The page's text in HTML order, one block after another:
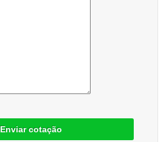
Enviar cotação